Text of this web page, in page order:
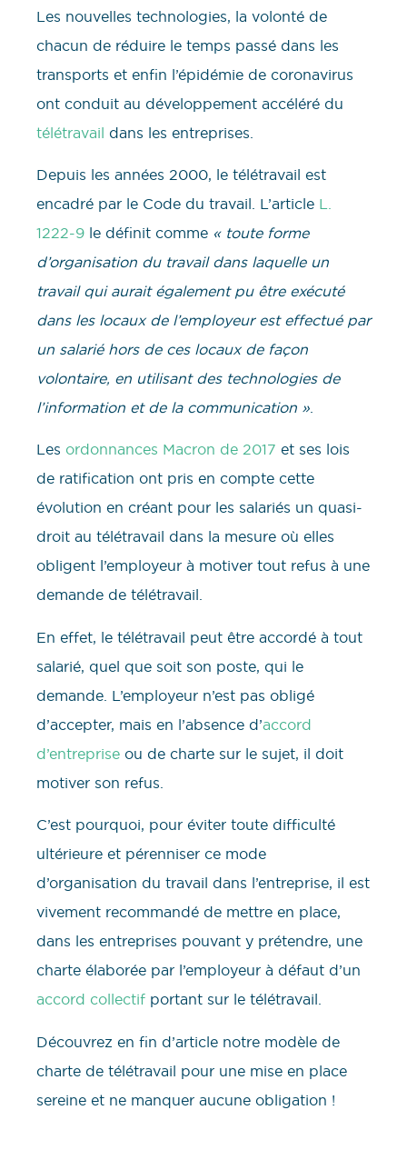
Les nouvelles technologies, la volonté de
chacun de réduire le temps passé dans les
transports et enfin l’épidémie de coronavirus
ont conduit au développement accéléré du
télétravail dans les entreprises.
Depuis les années 2000, le télétravail est
encadré par le Code du travail. L’article L.
1222-9 le définit comme « toute forme
d’organisation du travail dans laquelle un
travail qui aurait également pu être exécuté
dans les locaux de l’employeur est effectué par
un salarié hors de ces locaux de façon
volontaire, en utilisant des technologies de
l’information et de la communication »
Les ordonnances Macron de 2017 et ses lois
de ratification ont pris en compte cette
évolution en créant pour les salariés un quasi-
droit au télétravail dans la mesure où elles
obligent l’employeur à motiver tout refus à une
demande de télétravail.
En effet, le télétravail peut être accordé à tout
salarié, quel que soit son poste, qui le
demande. L’employeur n’est pas obligé
d’accepter, mais en l’absence d’accord
d’entreprise ou de charte sur le sujet, il doit
motiver son refus.
C’est pourquoi, pour éviter toute difficulté
ultérieure et pérenniser ce mode
d’organisation du travail dans l’entreprise, il est
vivement recommandé de mettre en place,
dans les entreprises pouvant y prétendre, une
charte élaborée par l’employeur à défaut d’un
accord collectif portant sur le télétravail.
Découvrez en fin d’article notre modèle de
charte de télétravail pour une mise en place
sereine et ne manquer aucune obligation !